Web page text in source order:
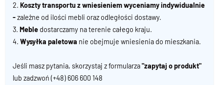
2. Koszty transportu z wniesieniem wyceniamy indywidualnie
-zależne od ilości mebli oraz odległości dostawy.
3. Meble dostarczamy na terenie całego kraju.
4. Wysyłka paletowa nie obejmuje wniesienia do mieszkania.
Jeśli masz pytania, skorzystaj z formularza"zapytaj o produkt"
lub zadzwoń (+48) 606 600 148